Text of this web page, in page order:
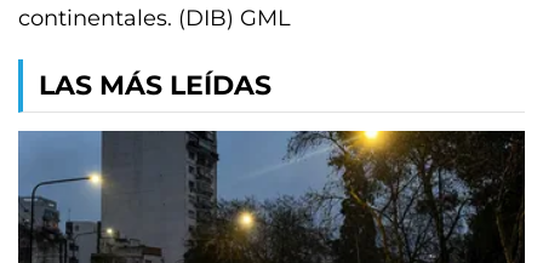
continentales. (DIB) GML
LAS MÁS LEÍDAS